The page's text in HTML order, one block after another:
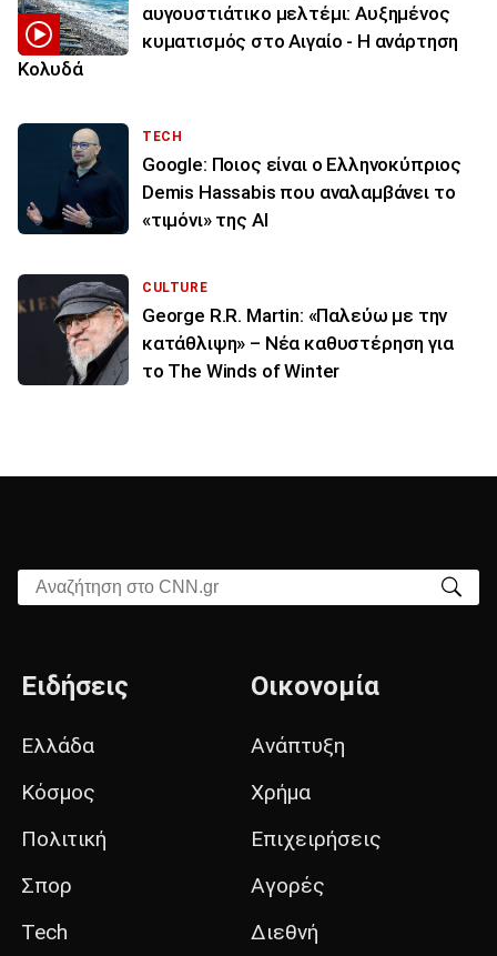
αυγουστιάτικο μελτέμι: Αυξημένος
κυματισμός στο Αιγαίο - Η ανάρτηση
Κολυδά
TECH
Google: Ποιος είναι ο Ελληνοκύπριος
Demis Hassabis που αναλαμβάνει το
«τιμόνι» της ΑΙ
CULTURE
George R.R. Martin: «Παλεύω με την
κατάθλιψη» – Νέα καθυστέρηση για
το The Winds of Winter
Αναζήτηση στο CNN.gr
Ειδήσεις
Ελλάδα
Κόσμος
Πολιτική
Σπορ
Tech
Οικονομία
Ανάπτυξη
Χρήμα
Επιχειρήσεις
Αγορές
Διεθνή